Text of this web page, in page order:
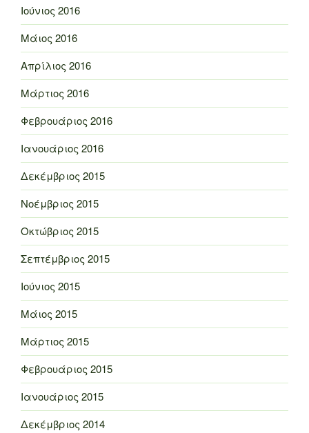
Ιούνιος 2016
Μάιος 2016
Απρίλιος 2016
Μάρτιος 2016
Φεβρουάριος 2016
Ιανουάριος 2016
Δεκέμβριος 2015
Νοέμβριος 2015
Οκτώβριος 2015
Σεπτέμβριος 2015
Ιούνιος 2015
Μάιος 2015
Μάρτιος 2015
Φεβρουάριος 2015
Ιανουάριος 2015
Δεκέμβριος 2014